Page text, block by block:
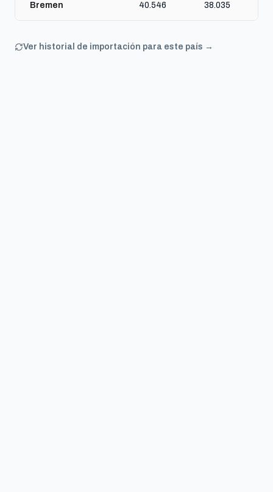
Bremen 40.546 38.035
Ver historial de importación para este país →